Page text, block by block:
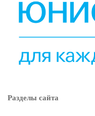
Разделы сайта